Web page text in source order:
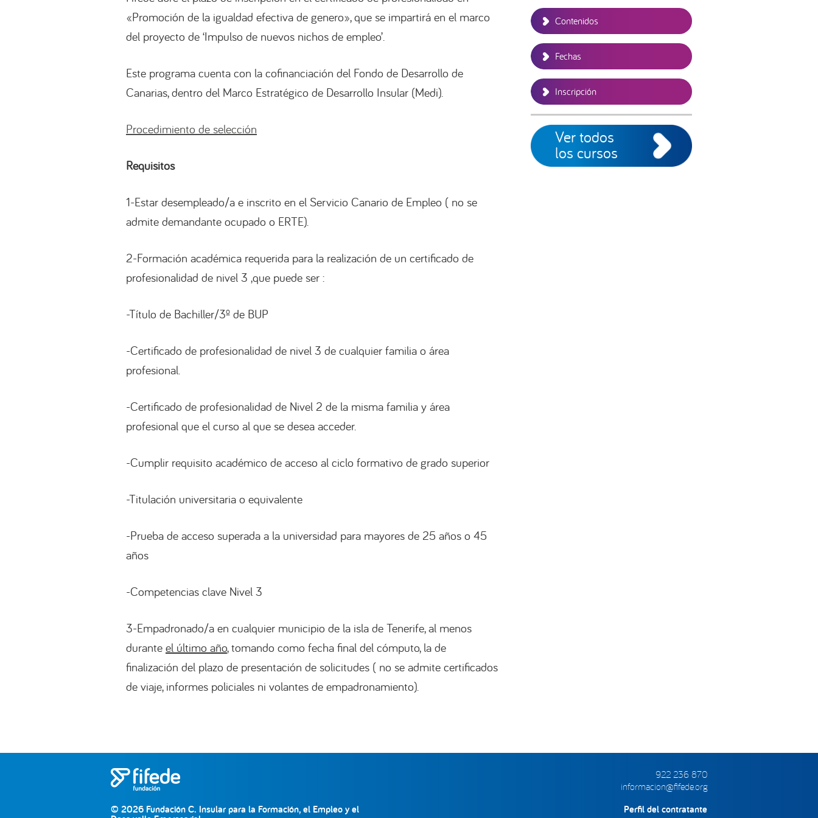
«Promoción de la igualdad efectiva de genero», que se impartirá en el marco
del proyecto de ‘Impulso de nuevos nichos de empleo’.
Este programa cuenta con la cofinanciación del Fondo de Desarrollo de
Canarias, dentro del Marco Estratégico de Desarrollo Insular (Medi).
Procedimiento de selección
Requisitos
1-Estar desempleado/a e inscrito en el Servicio Canario de Empleo ( no se
admite demandante ocupado o ERTE).
2-Formación académica requerida para la realización de un certificado de
profesionalidad de nivel 3 ,que puede ser :
-Título de Bachiller/3º de BUP
-Certificado de profesionalidad de nivel 3 de cualquier familia o área
profesional.
-Certificado de profesionalidad de Nivel 2 de la misma familia y área
profesional que el curso al que se desea acceder.
-Cumplir requisito académico de acceso al ciclo formativo de grado superior
-Titulación universitaria o equivalente
-Prueba de acceso superada a la universidad para mayores de 25 años o 45
años
-Competencias clave Nivel 3
3-Empadronado/a en cualquier municipio de la isla de Tenerife, al menos
durante el último año, tomando como fecha final del cómputo, la de
finalización del plazo de presentación de solicitudes ( no se admite certificados
de viaje, informes policiales ni volantes de empadronamiento).
Contenidos
Fechas
Inscripción
Ver todos
los cursos
© 2026 Fundación C. Insular para la Formación, el Empleo y el
922 236 870
informacion@fifede.org
Perfil del contratante